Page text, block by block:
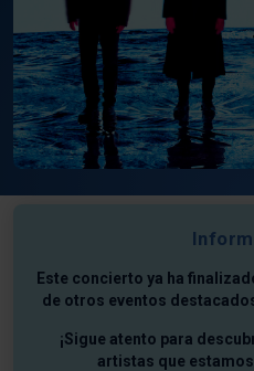
Este concierto ya ha
de otros eventos
¡Sigue atento para
artistas que